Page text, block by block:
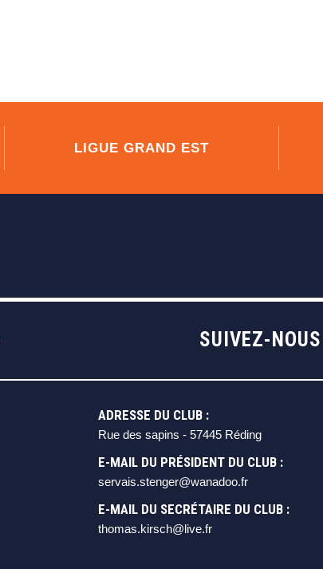
LIGUE GRAND EST
SUIVEZ-
ADRESSE DU CLUB :
Rue des sapins - 57445 Réding
E-MAIL DU PRÉSIDENT DU CLUB :
servais.stenger@wanadoo.fr
E-MAIL DU SECRÉTAIRE DU CLUB :
thomas.kirsch@live.fr